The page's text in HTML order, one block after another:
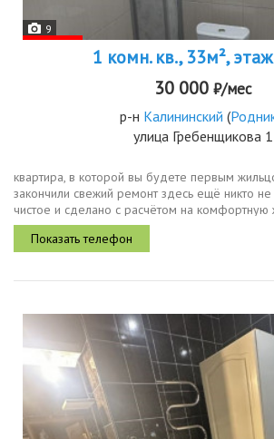
9
1 комн. кв., 33м²,
30 000 ₽/мес
р-н Калининский (
улица Гребенщикова 1
квартира, в которой вы будете первым
закончили свежий ремонт здесь ещё никто
чистое и сделано с расчётом на комфортную
диванкухонные стульяновая варочная